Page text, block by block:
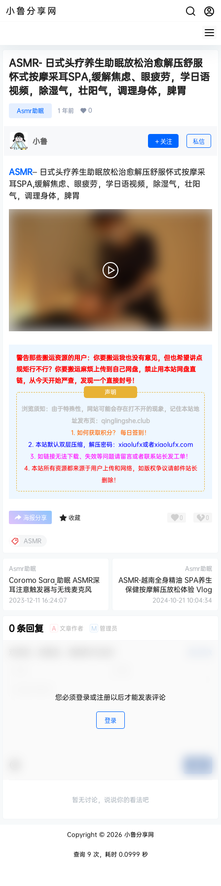
小鲁分享网
ASMR- 日式头疗养生助眠放松治愈解压舒服
怀式按摩采耳SPA,缓解焦虑、眼疲劳，学日语
视频，除湿气，壮阳气，调理身体，脾胃
Asmr助眠 1 年前 0
小鲁 关注 私信
ASMR– 日式头疗养生助眠放松治愈解压舒服怀式按摩采
耳SPA,缓解焦虑、眼疲劳，学日语视频，除湿气，壮阳
气，调理身体，脾胃
警告那些搬运资源的用户：你要搬运我也没有意见，但也希望讲点
规矩行不行？你要搬运麻烦上传到自己网盘，禁止用本站网盘直
链，从今天开始严查，发现一个直接封号！
声明
浏览须知：由于特殊性，网站可能会存在打不开的现象，记住本站地
址发布页：qinglingshe.club
1. 如何获取积分？ 每日签到！
2. 本站默认双层压缩，解压密码：xiaolufx或者xiaolufx.com
3. 如链接无法下载、失效等问题请留言或者联系站长发工单！
4. 本站所有资源都来源于用户上传和网络，如版权争议请邮件站长
删除！
海报分享 收藏 0 0
ASMR
Asmr助眠
Coromo Sara_助眠 ASMR深
耳注意触发器与无线麦克风
2023-12-11 16:24:07
Asmr助眠
ASMR-越南全身精油 SPA养生
保健按摩解压放松体验 Vlog
2024-10-21 10:04:34
0 条回复 A 文章作者 M 管理员
您必须登录或注册以后才能发表评论
登录
暂无讨论，说说你的看法吧
Copyright © 2026 小鲁分享网
查询 9 次，耗时 0.0999 秒